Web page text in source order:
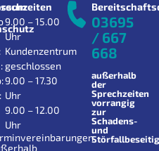
9.00 – 15.00
Uhr
Kundenzentrum
geschlossen
9.00 – 17.30
Uhr
9.00 – 12.00
Uhr
03695
/ 667
668
außerhalb
der
Sprechzeiten
vorrangig
zur
Schadens-
und